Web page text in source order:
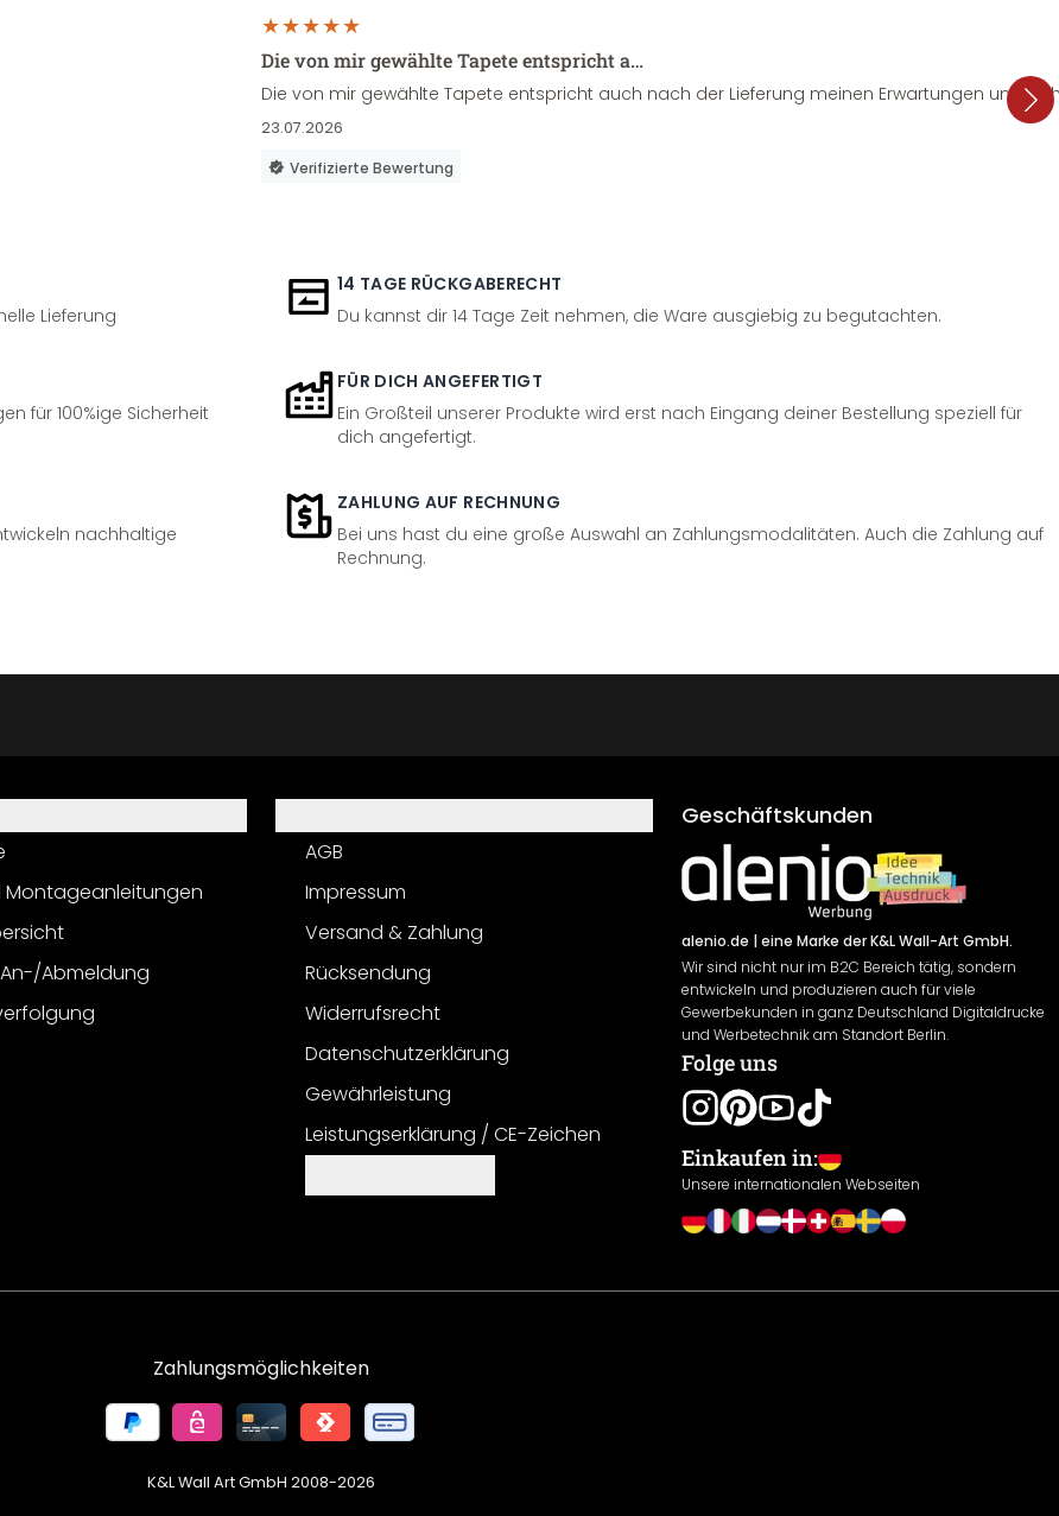
Die von mir gewählte Tapete entspricht a…
Die von mir gewählte Tapete entspricht auch nach der Lieferung meinen Erwartungen und
23.07.2026
Verifizierte Bewertung
Lieferung
14 TAGE RÜCKGABERECHT
Du kannst dir 14 Tage Zeit nehmen, die Ware ausgiebig zu begutachten.
für 100%ige Sicherheit
FÜR DICH ANGEFERTIGT
Ein Großteil unserer Produkte wird erst nach Eingang deiner Bestellung speziell für
dich angefertigt.
nachhaltige
ZAHLUNG AUF RECHNUNG
Bei uns hast du eine große Auswahl an Zahlungsmodalitäten. Auch die Zahlung auf
Rechnung.
Montageanleitungen
Abmeldung
AGB
Impressum
Versand & Zahlung
Rücksendung
Widerrufsrecht
Datenschutzerklärung
Gewährleistung
Leistungserklärung / CE-Zeichen
Geschäftskunden
alenio.de | eine Marke der K&L Wall-Art GmbH.
Wir sind nicht nur im B2C Bereich tätig, sondern
entwickeln und produzieren auch für viele
Gewerbekunden in ganz Deutschland Digitaldrucke
und Werbetechnik am Standort Berlin.
Folge uns
Einkaufen in:
Unsere internationalen Webseiten
Zahlungsmöglichkeiten
K&L Wall Art GmbH 2008-2026